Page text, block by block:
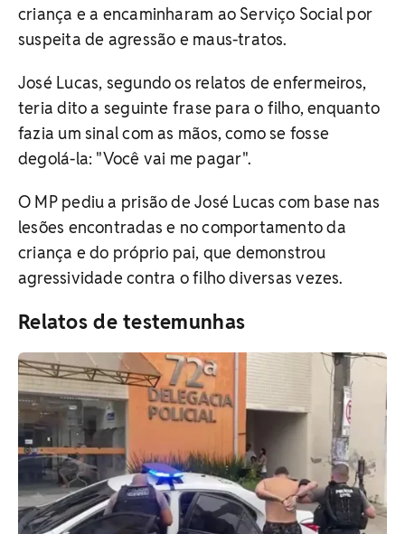
criança e a encaminharam ao Serviço Social por
suspeita de agressão e maus-tratos.
José Lucas, segundo os relatos de enfermeiros,
teria dito a seguinte frase para o filho, enquanto
fazia um sinal com as mãos, como se fosse
degolá-la: "Você vai me pagar".
O MP pediu a prisão de José Lucas com base nas
lesões encontradas e no comportamento da
criança e do próprio pai, que demonstrou
agressividade contra o filho diversas vezes.
Relatos de testemunhas